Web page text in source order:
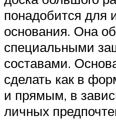
понадобится для
основания. Она
специальными
составами.
сделать как в
и прямым, в
личных